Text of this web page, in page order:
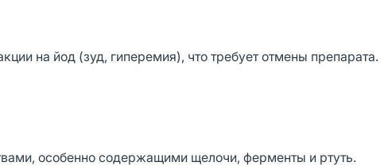
на йод (зуд, гиперемия), что требует отмены препарата.
особенно содержащими щелочи, ферменты и ртуть.